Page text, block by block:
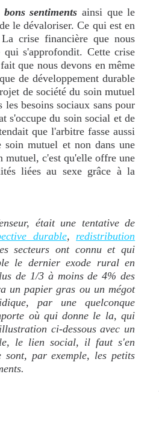
bons sentiments ainsi que le
le dévaloriser. Ce qui est en
crise financière que nous
qui s'approfondit. Cette crise
que nous devons en même
de développement durable
de société du soin mutuel
besoins sociaux sans pour
s'occupe du soin social et de
que l'arbitre fasse aussi
soin mutuel et non dans une
mutuel, c'est qu'elle offre une
liées au sexe grâce à la
était une tentative de
durable,redistribution
secteurs ont connu et qui
le dernier exode rural en
de 1/3 à moins de 4% des
un papier gras ou un mégot
par une quelconque
où qui donne le la, qui
ci-dessous avec un
le lien social, il faut s'en
sont, par exemple, les petits